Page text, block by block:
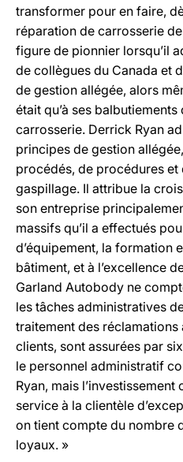
transformer pour en faire,
réparation de carrosserie
figure de pionnier lorsqu’il
de collègues du Canada et
de gestion allégée, alors
était qu’à ses balbutiements
carrosserie. Derrick Ryan
principes de gestion
procédés, de procédures et
gaspillage. Il attribue la
son entreprise
massifs qu’il a effectués
d’équipement, la formation
bâtiment, et à l’excellence
Garland Autobody ne
les tâches administratives
traitement des réclamations
clients, sont assurées par
le personnel administratif
Ryan, mais
service à la clientèle
on tient compte du nombre
loyaux. »